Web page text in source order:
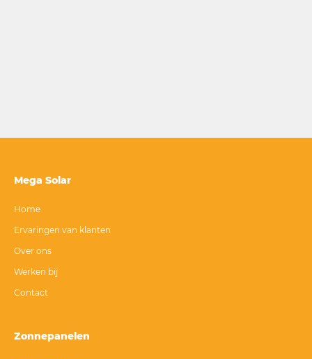
Mega Solar
Home
Ervaringen van klanten
Over ons
Werken bij
Contact
Zonnepanelen